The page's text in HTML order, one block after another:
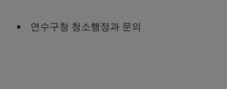
연수구청 청소행정과 문의